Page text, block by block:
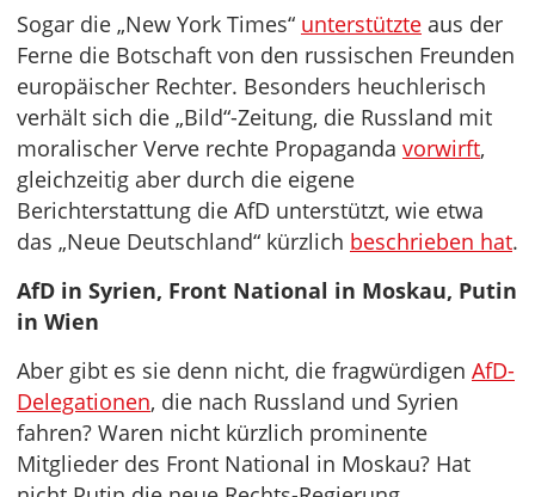
Sogar die „New York Times“ unterstützte aus der
Ferne die Botschaft von den russischen Freunden
europäischer Rechter. Besonders heuchlerisch
verhält sich die „Bild“-Zeitung, die Russland mit
moralischer Verve rechte Propaganda vorwirft,
gleichzeitig aber durch die eigene
Berichterstattung die AfD unterstützt, wie etwa
das „Neue Deutschland“ kürzlich beschrieben hat.
AfD in Syrien, Front National in Moskau, Putin
in Wien
Aber gibt es sie denn nicht, die fragwürdigen AfD-
Delegationen, die nach Russland und Syrien
fahren? Waren nicht kürzlich prominente
Mitglieder des Front National in Moskau? Hat